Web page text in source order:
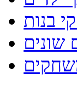
בנות
שונים